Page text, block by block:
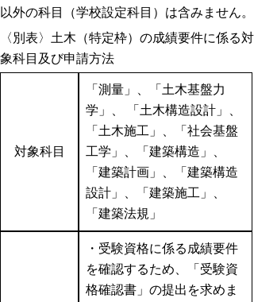
以外の科目（学校設定科目）は含みません。
〈別表〉土木（特定枠）の成績要件に係る対
象科目及び申請方法
対象科目
「測量」、「土木基盤力
学」、 「土木構造設計」、
「土木施工」、「社会基盤
工学」、「建築構造」、
「建築計画」、「建築構造
設計」、「建築施工」、
「建築法規」
・受験資格に係る成績要件
を確認するため、「受験資
格確認書」の提出を求めま